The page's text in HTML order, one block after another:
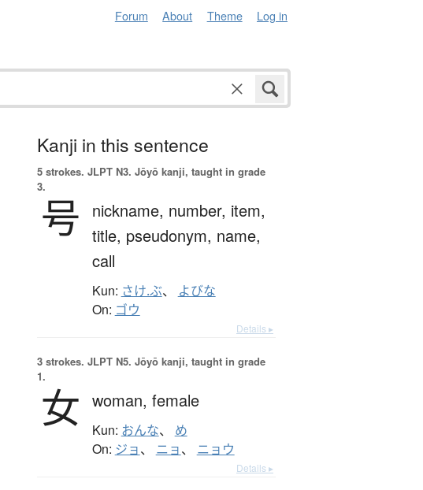
Forum About Theme Log in
Kanji in this sentence
5 strokes. JLPT N3. Jōyō kanji, taught in grade
3.
号 nickname, number, item,
title, pseudonym, name,
call
Kun: さけ.ぶ、 よびな
On: ゴウ
Details ▸
3 strokes. JLPT N5. Jōyō kanji, taught in grade
1.
女 woman, female
Kun: おんな、 め
On: ジョ、 ニョ、 ニョウ
Details ▸